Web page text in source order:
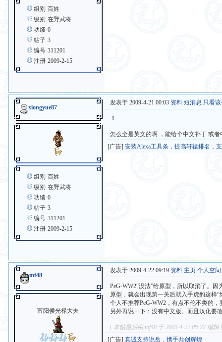
组别 百姓
级别 在野武将
功绩 0
帖子 3
编号 311201
注册 2009-2-15
xiongyue87
组别 百姓
级别 在野武将
功绩 0
帖子 3
编号 311201
注册 2009-2-15
发表于 2009-4-21 00:03 资料 短消息 只看
！
怎么全是英文的啊 ，能给个中文补丁 或
[广告]安装Alexa工具条，提高轩辕排名，
mf48
富阳侯光禄大夫
发表于 2009-4-22 09:19 资料 主页 个人空间
PeG-WW2“没法”给原型，所以取消了。
原型，就会出现第一关后就入手虎豹这样
个人不推荐PeG-WW2，有点不伦不类的
另外再说一下：没有中文版。而且汉化要
[ 本帖最后由 mf48 于 2009-4-22 09:22 编辑
[广告]真诚支持说岳，携手共创辉煌